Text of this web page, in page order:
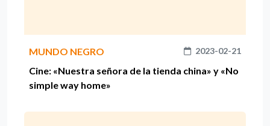
MUNDO NEGRO 2023-02-21
Cine: «Nuestra señora de la tienda china» y «No
simple way home»